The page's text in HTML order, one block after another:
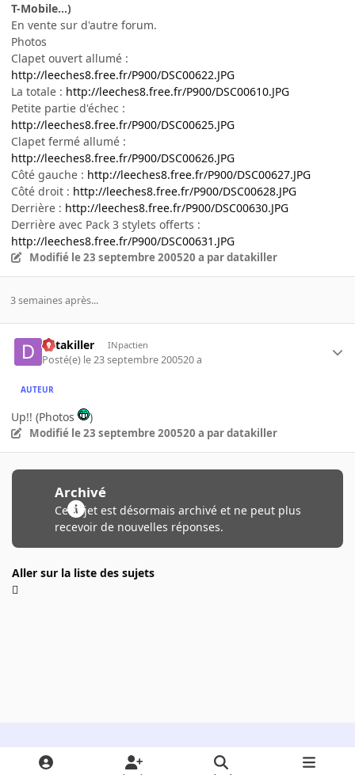
T-Mobile...)
En vente sur d'autre forum.
Photos
Clapet ouvert allumé :
http://leeches8.free.fr/P900/DSC00622.JPG
La totale : http://leeches8.free.fr/P900/DSC00610.JPG
Petite partie d'échec :
http://leeches8.free.fr/P900/DSC00625.JPG
Clapet fermé allumé :
http://leeches8.free.fr/P900/DSC00626.JPG
Côté gauche : http://leeches8.free.fr/P900/DSC00627.JPG
Côté droit : http://leeches8.free.fr/P900/DSC00628.JPG
Derrière : http://leeches8.free.fr/P900/DSC00630.JPG
Derrière avec Pack 3 stylets offerts :
http://leeches8.free.fr/P900/DSC00631.JPG
Modifié le 23 septembre 200520 a par datakiller
3 semaines après...
datakiller INpactien
Posté(e) le 23 septembre 200520 a
AUTEUR
Up!! (Photos )
Modifié le 23 septembre 200520 a par datakiller
Archivé
Ce sujet est désormais archivé et ne peut plus
recevoir de nouvelles réponses.
Aller sur la liste des sujets
Light ModeDark ModeSystem Preference